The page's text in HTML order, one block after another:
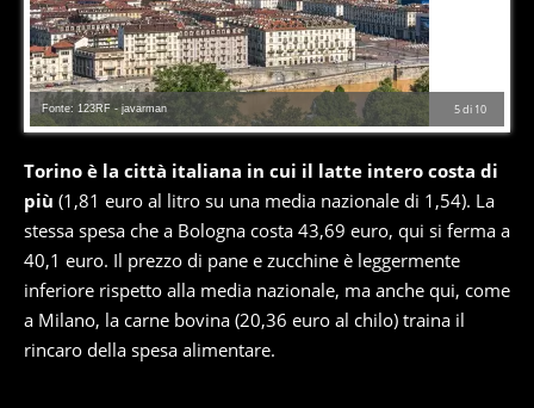
5di 10
Fonte: 123RF - javarman
Torino è la città italiana in cui il latte intero costa di
più (1,81 euro al litro su una media nazionale di 1,54). La
stessa spesa che a Bologna costa 43,69 euro, qui si ferma a
40,1 euro. Il prezzo di pane e zucchine è leggermente
inferiore rispetto alla media nazionale, ma anche qui, come
a Milano, la carne bovina (20,36 euro al chilo) traina il
rincaro della spesa alimentare.